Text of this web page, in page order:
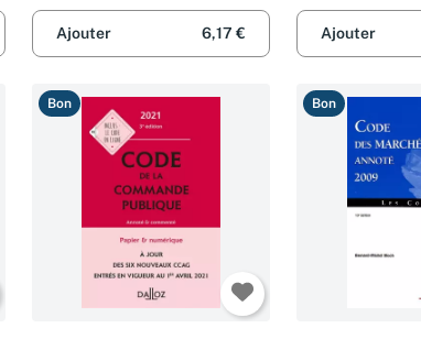
Ajouter 6,17 €
Ajouter
Bon Bon